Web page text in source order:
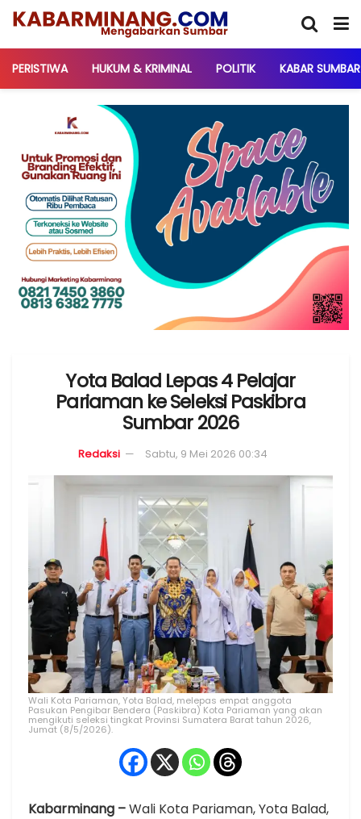
PERISTIWA HUKUM & KRIMINAL POLITIK KABAR SUMBAR
Yota Balad Lepas 4 Pelajar
Pariaman ke Seleksi Paskibra
Sumbar 2026
Redaksi Sabtu, 9 Mei 2026 00:34
Wali Kota Pariaman, Yota Balad, melepas empat anggota
Pasukan Pengibar Bendera (Paskibra) Kota Pariaman yang akan
mengikuti seleksi tingkat Provinsi Sumatera Barat tahun 2026,
Jumat (8/5/2026).
Kabarminang –Wali Kota Pariaman, Yota Balad,